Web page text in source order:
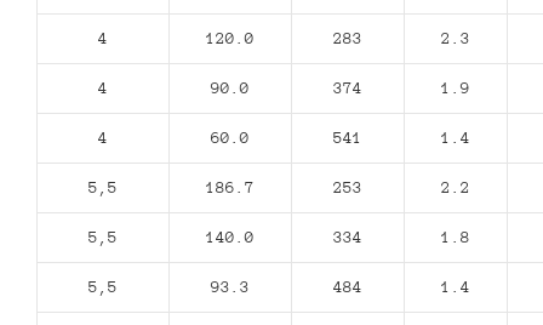
4 120.0 283 2.3
4 90.0 374 1.9
4 60.0 541 1.4
5,5 186.7 253 2.2
5,5 140.0 334 1.8
5,5 93.3 484 1.4